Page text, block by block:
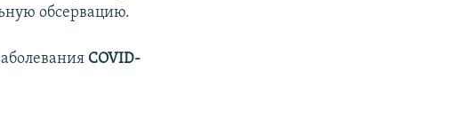
обсервацию.
COVID-